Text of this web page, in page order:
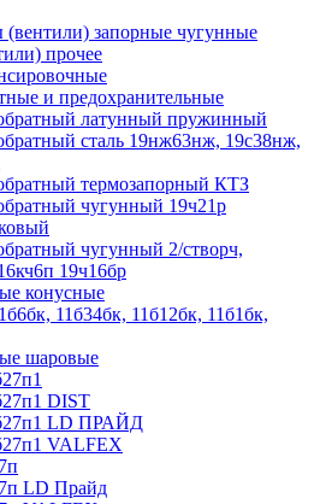
запорные чугунные
прочее
и предохранительные
латунный пружинный
сталь 19нж63нж, 19с38нж,
термозапорный КТЗ
чугунный 19ч21р
чугунный 2/створч,
19ч16бр
конусные
11б34бк, 11б12бк, 11б1бк,
шаровые
DIST
LD ПРАЙД
VALFEX
LD Прайд